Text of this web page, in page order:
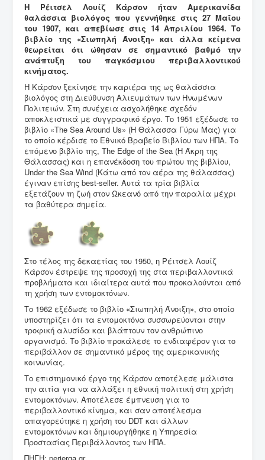
Η Ρέιτσελ Λουίζ Κάρσον ήταν Αμερικανίδα
θαλάσσια βιολόγος που γεννήθηκε στις 27 Μαΐου
του 1907, και απεβίωσε στις 14 Απριλίου 1964. Το
βιβλίο της «Σιωπηλή Άνοιξη» και άλλα κείμενα
θεωρείται ότι ώθησαν σε σημαντικό βαθμό την
ανάπτυξη του παγκόσμιου περιβαλλοντικού
κινήματος.
Η Κάρσον ξεκίνησε την καριέρα της ως θαλάσσια
βιολόγος στη Διεύθυνση Αλιευμάτων των Ηνωμένων
Πολιτειών. Στη συνέχεια ασχολήθηκε σχεδόν
αποκλειστικά με συγγραφικό έργο. Το 1951 εξέδωσε το
βιβλίο «The Sea Around Us» (Η Θάλασσα Γύρω Μας) για
το οποίο κέρδισε το Εθνικό Βραβείο Βιβλίου των ΗΠΑ. Το
επόμενο βιβλίο της, The Edge of the Sea (Η Άκρη της
Θάλασσας) και η επανέκδοση του πρώτου της βιβλίου,
Under the Sea Wind (Κάτω από τον αέρα της θάλασσας)
έγιναν επίσης best-seller. Αυτά τα τρία βιβλία
εξετάζουν τη ζωή στον Ωκεανό από την παραλία μέχρι
τα βαθύτερα σημεία.
Στο τέλος της δεκαετίας του 1950, η Ρέιτσελ Λουίζ
Κάρσον έστρεψε της προσοχή της στα περιβαλλοντικά
προβλήματα και ιδιαίτερα αυτά που προκαλούνται από
τη χρήση των εντομοκτόνων.
Το 1962 εξέδωσε το βιβλίο «Σιωπηλή Άνοιξη», στο οποίο
υποστηρίζει ότι τα εντομοκτόνα συσσωρεύονται στην
τροφική αλυσίδα και βλάπτουν τον ανθρώπινο
οργανισμό. Το βιβλίο προκάλεσε το ενδιαφέρον για το
περιβάλλον σε σημαντικό μέρος της αμερικανικής
κοινωνίας.
Το επιστημονικό έργο της Κάρσον αποτέλεσε μάλιστα
την αιτία για να αλλάξει η εθνική πολιτική στη χρήση
εντομοκτόνων. Αποτέλεσε έμπνευση για το
περιβαλλοντικό κίνημα, και σαν αποτέλεσμα
απαγορεύτηκε η χρήση του DDT και άλλων
εντομοκτόνων και δημιουργήθηκε η Υπηρεσία
Προστασίας Περιβάλλοντος των ΗΠΑ.
ΠΗΓΗ: perierga.gr